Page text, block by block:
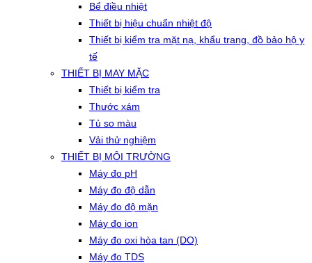
Bể điều nhiệt
Thiết bị hiệu chuẩn nhiệt độ
Thiết bị kiểm tra mặt nạ, khẩu trang, đồ bảo hộ y
tế
THIẾT BỊ MAY MẶC
Thiết bị kiểm tra
Thước xám
Tủ so màu
Vải thử nghiệm
THIẾT BỊ MÔI TRƯỜNG
Máy đo pH
Máy đo độ dẫn
Máy đo độ mặn
Máy đo ion
Máy đo oxi hòa tan (DO)
Máy đo TDS